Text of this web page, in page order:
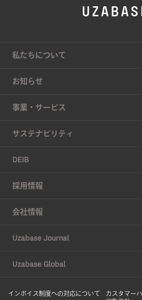
私たちについて
Our Mission
お知らせ
事業・サービス
サステナビリティ
サステナビリティへの考え方
マテリアリティの特定アプローチ
ESG推進体制
DEIB
メッセージ
コミットメント
DEIBレポート
採用情報
メッセージ
ユーザベースの働き方
HRハンドブック
会社情報
会社情報
オフィス
Uzabase Journal
Uzabase Global
インボイス制度への対応について
カスタマー